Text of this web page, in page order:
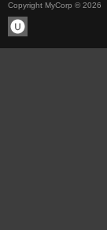
Copyright MyCorp © 2026